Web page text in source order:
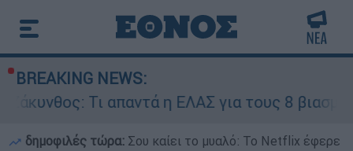
BREAKING NEWS:
απαντά η ΕΛΑΣ για τους 8 βιασμούς
δημοφιλές τώρα: Σου καίει το μυαλό: Το Netflix έφερε